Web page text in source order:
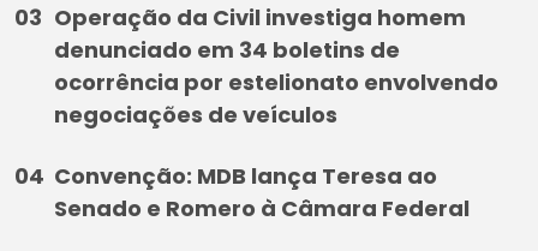
Operação da Civil investiga homem
denunciado em 34 boletins de
ocorrência por estelionato envolvendo
negociações de veículos
Convenção: MDB lança Teresa ao
Senado e Romero à Câmara Federal